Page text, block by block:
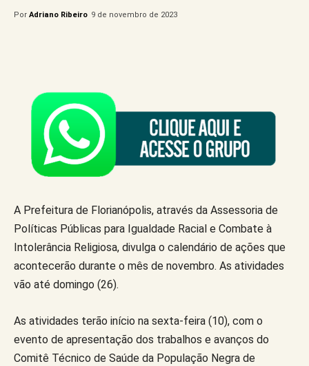
Por Adriano Ribeiro 9 de novembro de 2023
A Prefeitura de Florianópolis, através da Assessoria de
Políticas Públicas para Igualdade Racial e Combate à
Intolerância Religiosa, divulga o calendário de ações que
acontecerão durante o mês de novembro. As atividades
vão até domingo (26).
As atividades terão início na sexta-feira (10), com o
evento de apresentação dos trabalhos e avanços do
Comitê Técnico de Saúde da População Negra de